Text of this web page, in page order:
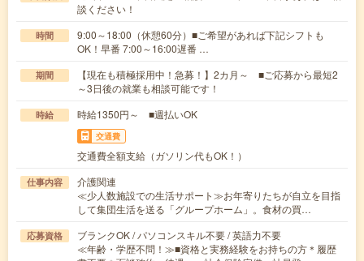
談ください！
時間
9:00～18:00（休憩60分）■ご希望があれば下記シフトも
OK！早番 7:00～16:00遅番 …
期間
【現在も積極採用中！急募！】2カ月～ ■ご応募から最短2
～3日後の就業も相談可能です！
時給 時給1350円～ ■週払いOK
交通費
交通費全額支給（ガソリン代もOK！）
仕事内容
介護関連
≪少人数施設での生活サポート≫お年寄りたちが自立を目指
して集団生活を送る「グループホーム」。食材の買…
応募資格
ブランクOK / パソコンスキル不要 / 英語力不要
≪年齢・学歴不問！≫■資格と実務経験をお持ちの方＊履歴